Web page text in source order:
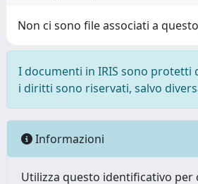
Non ci sono file associati a
I documenti in IRIS sono protetti
i diritti sono riservati, salvo
Informazioni
Utilizza questo identificativo per